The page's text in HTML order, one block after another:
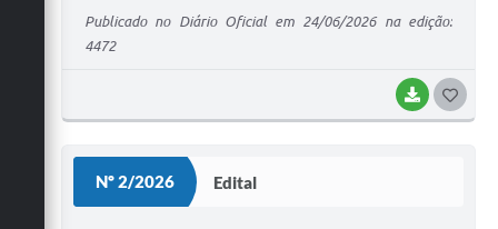
BAIXAR
Publicado no Diário Oficial em 24/06/2026 na edição:
4472
Nº 2/2026 Edital